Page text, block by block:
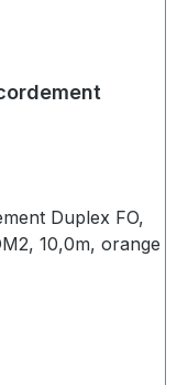
Duplex FO,
10,0m, orange